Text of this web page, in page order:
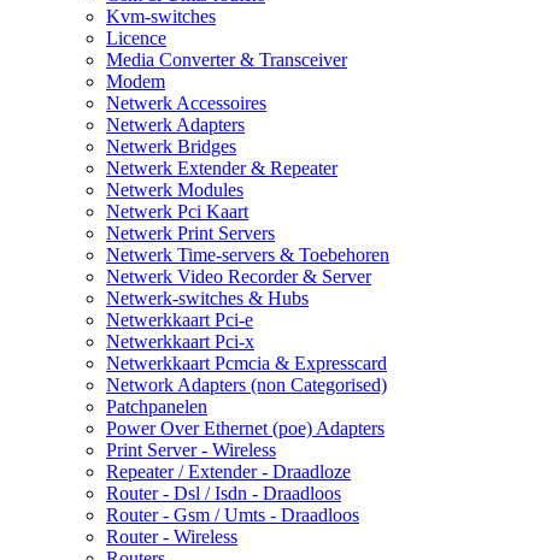
Kvm-switches
Licence
Media Converter & Transceiver
Modem
Netwerk Accessoires
Netwerk Adapters
Netwerk Bridges
Netwerk Extender & Repeater
Netwerk Modules
Netwerk Pci Kaart
Netwerk Print Servers
Netwerk Time-servers & Toebehoren
Netwerk Video Recorder & Server
Netwerk-switches & Hubs
Netwerkkaart Pci-e
Netwerkkaart Pci-x
Netwerkkaart Pcmcia & Expresscard
Network Adapters (non Categorised)
Patchpanelen
Power Over Ethernet (poe) Adapters
Print Server - Wireless
Repeater / Extender - Draadloze
Router - Dsl / Isdn - Draadloos
Router - Gsm / Umts - Draadloos
Router - Wireless